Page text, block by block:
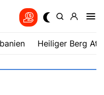
Heiliger Berg